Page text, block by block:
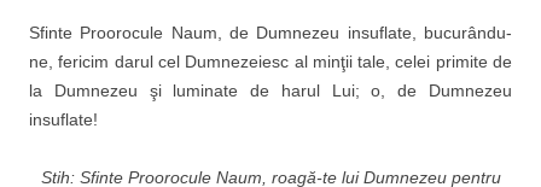
Sfinte Proorocule Naum, de Dumnezeu insu­flate, bucurându-
ne, fericim darul cel Dumnezeiesc al minţii tale, celei primite de
la Dum­nezeu şi luminate de harul Lui; o, de Dumnezeu
insuflate!
Stih: Sfinte Proorocule Naum, roagă-te lui Dumnezeu pentru